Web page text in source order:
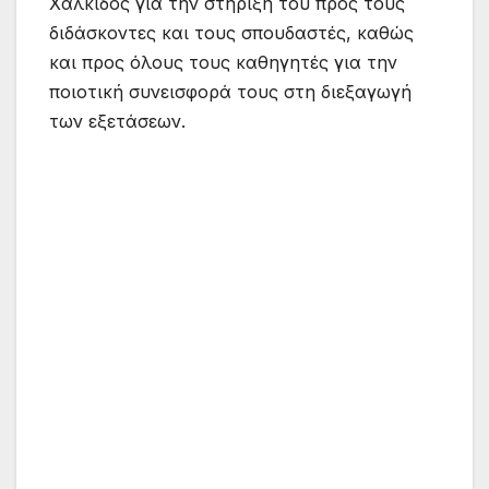
διδάσκοντες και τους σπουδαστές, καθώς
και προς όλους τους καθηγητές για την
ποιοτική συνεισφορά τους στη διεξαγωγή
των εξετάσεων.